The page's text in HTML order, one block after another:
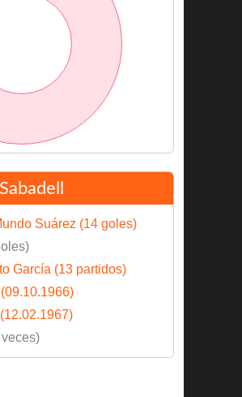
Suárez (14 goles)
García (13 partidos)